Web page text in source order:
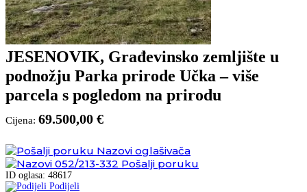
JESENOVIK, Građevinsko zemljište u
podnožju Parka prirode Učka – više
parcela s pogledom na prirodu
Cijena: 69.500,00 €
Nazovi oglašivača
052/213-332 Pošalji poruku
ID oglasa: 48617
Podijeli